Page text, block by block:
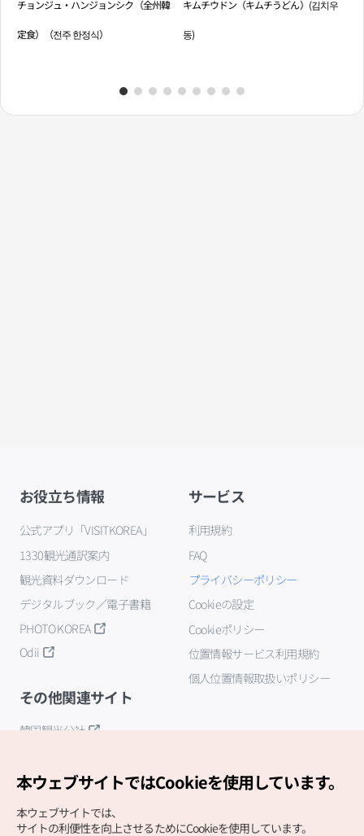
チョンジュ・ハンジョンシク（全州韓
定食）（전주 한정식）
キムチウドン（キムチうどん）(김치우
동)
お役立ち情報
公式アプリ「VISITKOREA」
1330観光通訳案内
観光資料ダウンロード
デジタルブック／電子書籍
PHOTO KOREA
Odii
サービス
利用規約
FAQ
プライバシーポリシー
Cookieの設定
Cookieポリシー
位置情報サービス利用規約
個人位置情報取扱いポリシー
その他関連サイト
韓国観光公社
本ウェブサイトではCookieを使用しています。
本ウェブサイトでは、
サイトの利便性を向上させるためにCookieを使用しています。